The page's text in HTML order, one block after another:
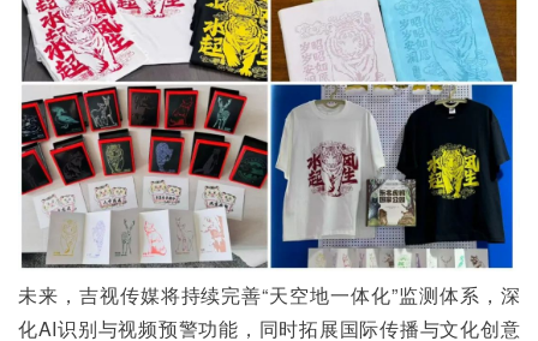
未来，吉视传媒将持续完善“天空地一体化”监测体系，深
化AI识别与视频预警功能，同时拓展国际传播与文化创意